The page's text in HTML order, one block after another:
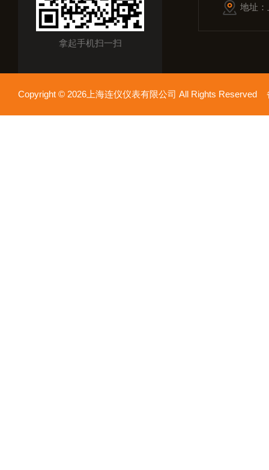
拿起手机扫一扫
地址
Copyright © 2026上海连仪仪表有限公司 All Rights Reserved